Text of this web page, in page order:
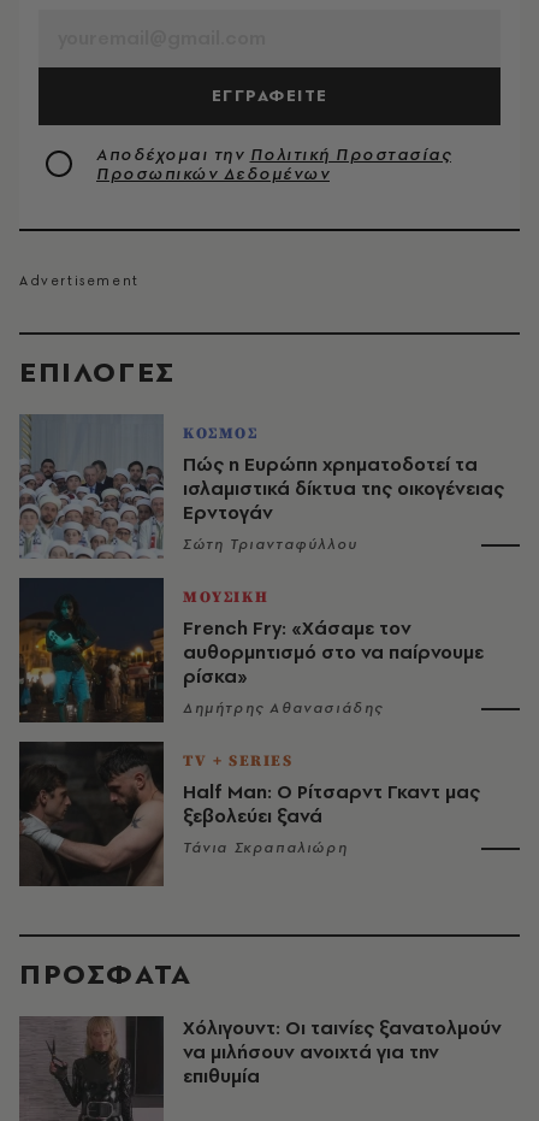
EΠΙΛΟΓΈΣ
ΚΟΣΜΟΣ
Πώς η Ευρώπη χρηματοδοτεί τα
ισλαμιστικά δίκτυα της οικογένειας
Ερντογάν
Σώτη Τριανταφύλλου
ΜΟΥΣΙΚΗ
French Fry: «Χάσαμε τον
αυθορμητισμό στο να παίρνουμε
ρίσκα»
Δημήτρης Αθανασιάδης
TV + SERIES
Half Man: Ο Ρίτσαρντ Γκαντ μας
ξεβολεύει ξανά
Τάνια Σκραπαλιώρη
ΕΓΓΡΑΦΕΙΤΕ
Αποδέχομαι την Πολιτική Προστασίας
Προσωπικών Δεδομένων
ΠΡΟΣΦΑΤΑ
Χόλιγουντ: Οι ταινίες ξανατολμούν
να μιλήσουν ανοιχτά για την
επιθυμία